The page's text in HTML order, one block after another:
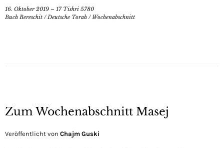
16. Oktober 2019 – 17 Tishri 5780
Buch Bereschit /Deutsche Torah / Wochenabschnitt
Zum Wochenabschnitt Masej
Veröffentlicht von Chajm Guski